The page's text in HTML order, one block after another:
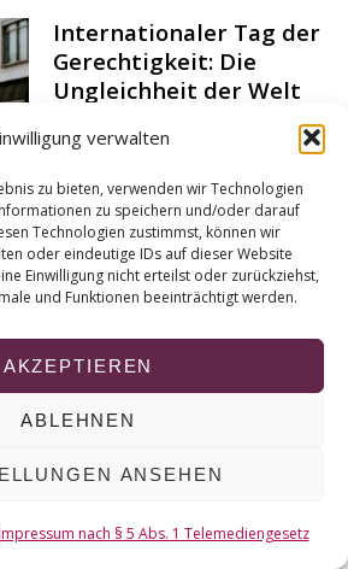
verwalten
zu bieten, verwenden wir Technologien
zu speichern und/oder darauf
Technologien zustimmst, können wir
oder eindeutige IDs auf dieser Website
Einwilligung nicht erteilst oder zurückziehst,
und Funktionen beeinträchtigt werden.
AKZEPTIEREN
ABLEHNEN
ANSEHEN
nach § 5 Abs. 1 Telemediengesetz
Internationaler Tag der
Gerechtigkeit: Die
Ungleichheit der Welt
Von
© 2026 KURT
NACH OBEN